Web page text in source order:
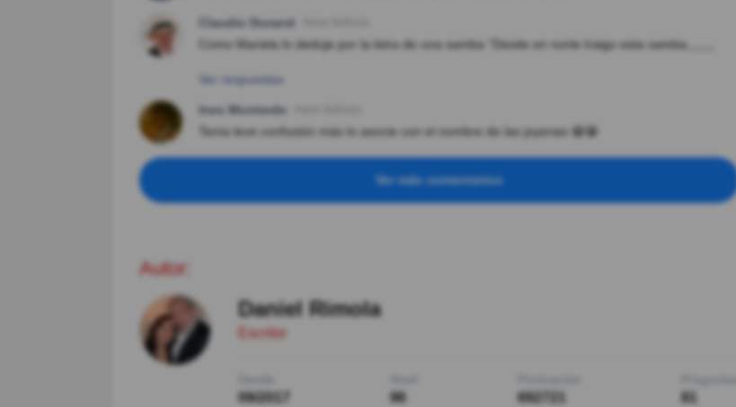
Claudio Durand
Como Mariela lo deduje por la letra de una samba “Desde en norte traigo esta samba,,,,,,,,
Ver respuestas
Ines Monterde
Tenía leve confusión más lo asocie con el nombre de las joyerias 😁😁
Ver más comentarios
Autor:
Daniel Rimola
Escritor
09/2017 96 692721 81